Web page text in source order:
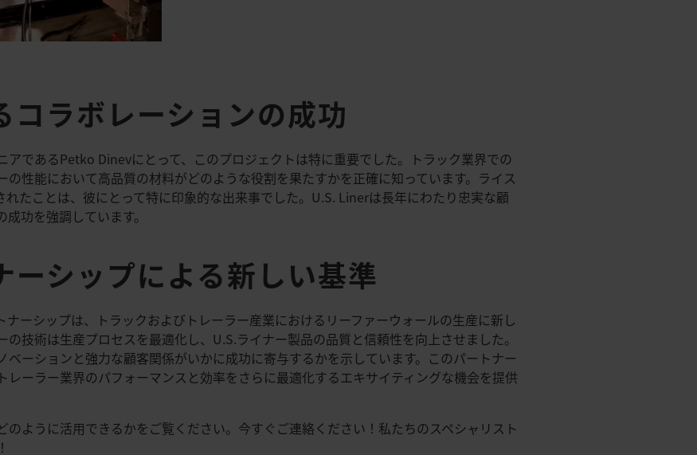
コラボレーションの成功
アであるPetko Dinevにとって、このプロジェクトは特に重要でした。トラック業界での
の性能において高品質の材料がどのような役割を果たすかを正確に知っています。ライス
れたことは、彼にとって特に印象的な出来事でした。U.S. Linerは長年にわたり忠実な顧
功を強調しています。
ーシップによる新しい基準
ナーシップは、トラックおよびトレーラー産業におけるリーファーウォールの生産に新し
技術は生産プロセスを最適化し、U.S.ライナー製品の品質と信頼性を向上させました。
ベーションと強力な顧客関係がいかに成功に寄与するかを示しています。このパートナー
レーラー業界のパフォーマンスと効率をさらに最適化するエキサイティングな機会を提供
のように活用できるかをご覧ください。今すぐご連絡ください！私たちのスペシャリスト